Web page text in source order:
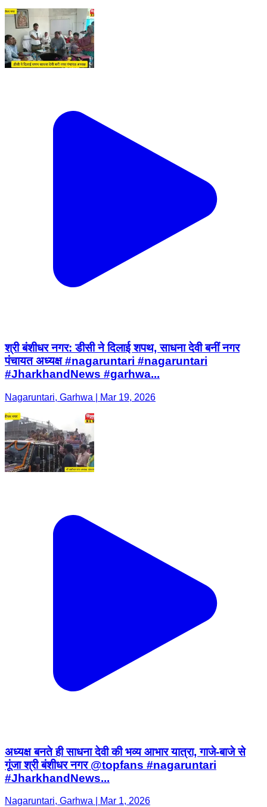
श्री बंशीधर नगर: डीसी ने दिलाई शपथ, साधना देवी बनीं नगर
पंचायत अध्यक्ष #nagaruntari #nagaruntari
#JharkhandNews #garhwa...
Nagaruntari, Garhwa | Mar 19, 2026
अध्यक्ष बनते ही साधना देवी की भव्य आभार यात्रा, गाजे-बाजे से
गूंजा श्री बंशीधर नगर @topfans #nagaruntari
#JharkhandNews...
Nagaruntari, Garhwa | Mar 1, 2026